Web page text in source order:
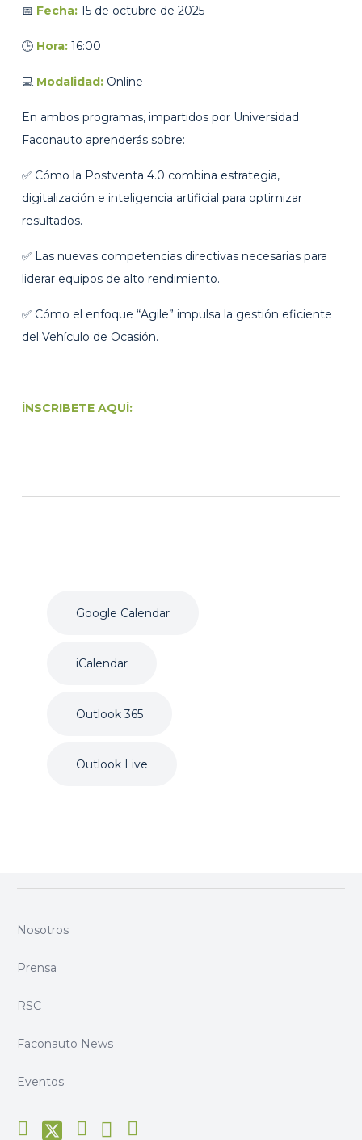
📅 Fecha:15 de octubre de 2025
🕒 Hora:16:00
💻 Modalidad:Online
En ambos programas, impartidos por Universidad
Faconauto aprenderás sobre:
✅ Cómo la Postventa 4.0 combina estrategia,
digitalización e inteligencia artificial para optimizar
resultados.
✅ Las nuevas competencias directivas necesarias para
liderar equipos de alto rendimiento.
✅ Cómo el enfoque “Agile” impulsa la gestión eficiente
del Vehículo de Ocasión.
ÍNSCRIBETE AQUÍ:
Google Calendar
iCalendar
Outlook 365
Outlook Live
Nosotros
Prensa
RSC
Faconauto News
Eventos